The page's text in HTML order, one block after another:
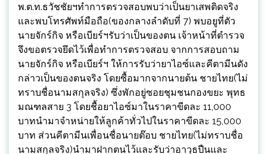
พ.ต.ท.ธวัชชัยฯทำการตรวจสอบพบว่าเป็นยาเสพติดจริง
และพบโทรศัพท์มือถือ(ของกลางลำดับที่ 7) พบอยูที่ตัว
นายจักร์กิจ หรือเบียร์ฯรับว่าเป็นของตน เจ้าหน้าที่ตำรวจ
จึงขอตรวจยึดไว้เพื่อทำการตรวจสอบ จากการสอบถาม
นายจักร์กิจ หรือเบียร์ฯ ให้การรับว่ายาไอซ์และคีตามีนดัง
กล่าวเป็นของตนจริง โดยซื้อมากจากนายต้น ชายไทย(ไม่
ทราบชื่อนามสกุลจริง) ซึ่งพักอยู่ซอยชุมชนกองขยะ พุทธ
มณฑลสาย 3 โดยชื้อยาไอซ์มาในราคาขีดละ 11,000
บาทนำมาจำหน่ายให้ลูกค้าทั่วไปในราคาขีดละ 15,000
บาท ส่วนคีตามีนเพื่อนชื่อนายต๊อบ ชายไทย(ไม่ทราบชื่อ
นามสกุลจริง)นำมาฝากตนไว้และรับว่าอาวุธปืนและ